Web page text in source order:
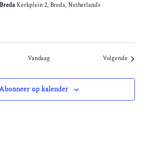
Kerkplein 2, Breda, Netherlands
Vandaag Volgende
op kalender